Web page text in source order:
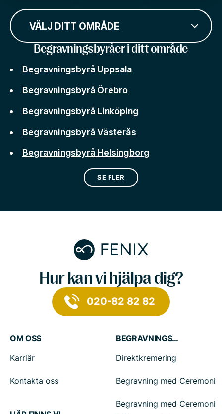
VÄLJ DITT OMRÅDE
Begravningsbyråer i ditt område
Begravningsbyrå Uppsala
Begravningsbyrå Örebro
Begravningsbyrå Linköping
Begravningsbyrå Västerås
Begravningsbyrå Helsingborg
SE FLER
Hur kan vi hjälpa dig?
020-82 82 82
OM OSS
Karriär
Kontakta oss
BEGRAVNINGSTJÄNSTER
Direktkremering
Begravning med Ceremoni
Begravning med Ceremoni